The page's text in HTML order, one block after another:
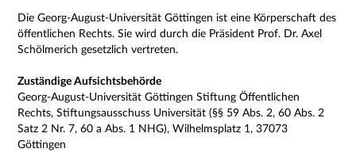
Die Georg-August-Universität Göttingen ist eine Körperschaft des
öffentlichen Rechts. Sie wird durch die Präsident Prof. Dr. Axel
Schölmerich gesetzlich vertreten.
Zuständige Aufsichtsbehörde
Georg-August-Universität Göttingen Stiftung Öffentlichen
Rechts, Stiftungsausschuss Universität (§§ 59 Abs. 2, 60 Abs. 2
Satz 2 Nr. 7, 60 a Abs. 1 NHG), Wilhelmsplatz 1, 37073
Göttingen